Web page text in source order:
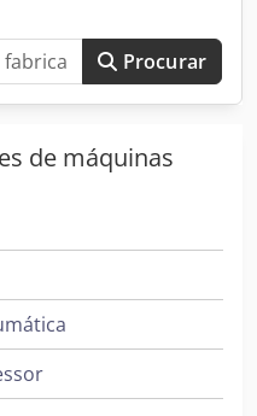
Procurar
de máquinas